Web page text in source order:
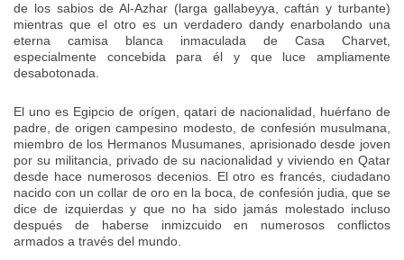
de los sabios de Al-Azhar (larga gallabeyya, caftán y turbante)
mientras que el otro es un verdadero dandy enarbolando una
eterna camisa blanca inmaculada de Casa Charvet,
especialmente concebida para él y que luce ampliamente
desabotonada.
El uno es Egipcio de orígen, qatari de nacionalidad, huérfano de
padre, de origen campesino modesto, de confesión musulmana,
miembro de los Hermanos Musumanes, aprisionado desde joven
por su militancia, privado de su nacionalidad y viviendo en Qatar
desde hace numerosos decenios. El otro es francés, ciudadano
nacido con un collar de oro en la boca, de confesión judia, que se
dice de izquierdas y que no ha sido jamás molestado incluso
después de haberse inmizcuido en numerosos conflictos
armados a través del mundo.